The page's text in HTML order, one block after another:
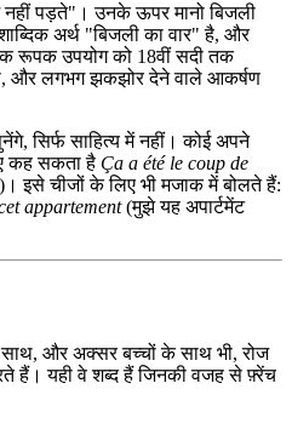
नहीं पड़ते"। उनके ऊपर मानो बिजली
अर्थ "बिजली का वार" है, और
रूपक उपयोग को 18वीं सदी तक
और लगभग झकझोर देने वाले आकर्षण
सिर्फ साहित्य में नहीं। कोई अपने
कह सकता है Ça a été le coup de
इसे चीजों के लिए भी मजाक में बोलते हैं:
appartement(मुझे यह अपार्टमेंट
साथ, और अक्सर बच्चों के साथ भी, रोज
हैं। यही वे शब्द हैं जिनकी वजह से फ़्रेंच